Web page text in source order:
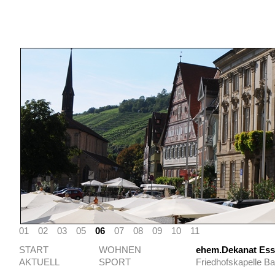
01 02 03 05 06 07 08 09 10
11
START
AKTUELL
ehem.Dekanat
Friedhofskapelle
WOHNEN
SPORT